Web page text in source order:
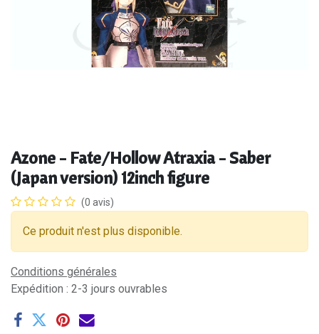
Azone - Fate/Hollow Atraxia - Saber
(Japan version) 12inch figure
(0 avis)
Ce produit n'est plus disponible.
Conditions générales
Expédition : 2-3 jours ouvrables